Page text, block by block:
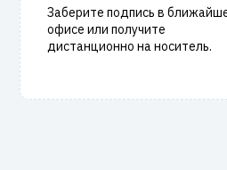
Заберите подпись в
офисе или получите
дистанционно на носитель.